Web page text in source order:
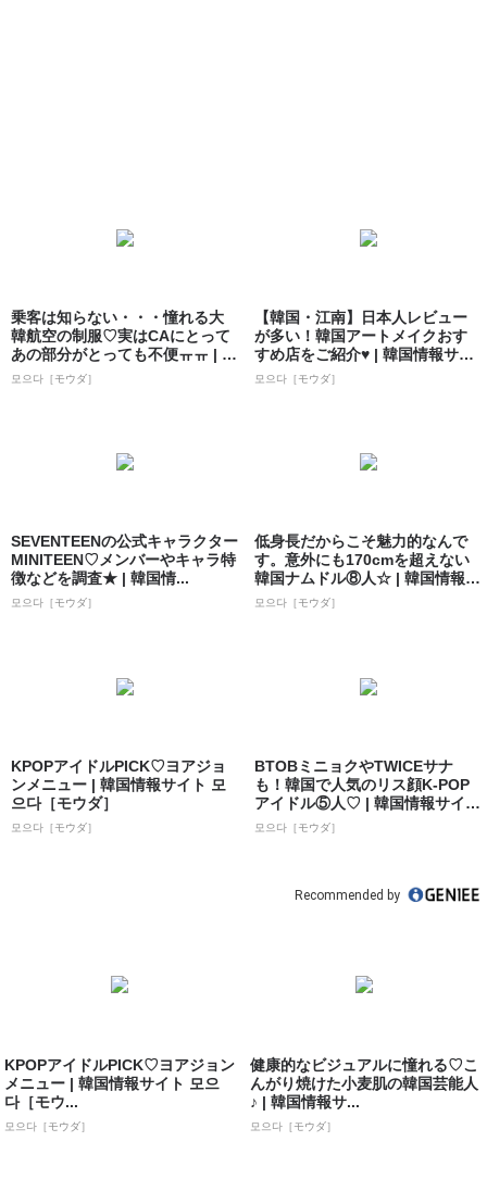
乗客は知らない・・・憧れる大
韓航空の制服♡実はCAにとって
あの部分がとっても不便ㅠㅠ | 韓
国情報...
모으다［モウダ］
【韓国・江南】日本人レビュー
が多い！韓国アートメイクおす
すめ店をご紹介♥ | 韓国情報サイ
ト 모으...
모으다［モウダ］
SEVENTEENの公式キャラクター
MINITEEN♡メンバーやキャラ特
徴などを調査★ | 韓国情...
모으다［モウダ］
低身長だからこそ魅力的なんで
す。意外にも170cmを超えない
韓国ナムドル⑧人☆ | 韓国情報サ
イト...
모으다［モウダ］
KPOPアイドルPICK♡ヨアジョ
ンメニュー | 韓国情報サイト 모
으다［モウダ］
모으다［モウダ］
BTOBミニョクやTWICEサナ
も！韓国で人気のリス顔K-POP
アイドル⑤人♡ | 韓国情報サイ
ト...
모으다［モウダ］
Recommended by
KPOPアイドルPICK♡ヨアジョン
メニュー | 韓国情報サイト 모으
다［モウ...
모으다［モウダ］
健康的なビジュアルに憧れる♡こ
んがり焼けた小麦肌の韓国芸能人
♪ | 韓国情報サ...
모으다［モウダ］